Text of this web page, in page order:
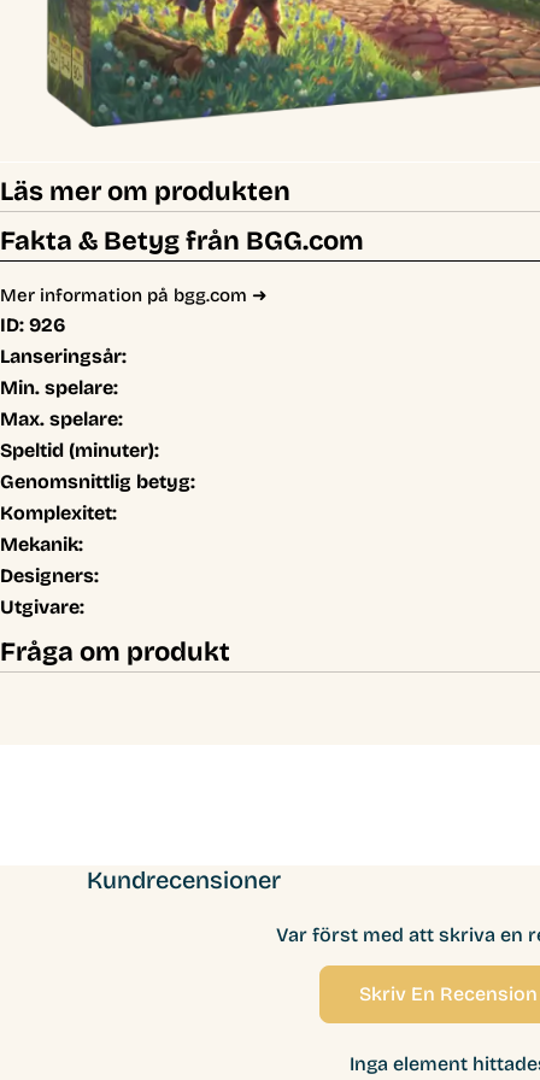
Läs mer om produkten
Fakta & Betyg från BGG.com
Mer information på bgg.com ➜
ID: 926
Lanseringsår:
Min. spelare:
Max. spelare:
Speltid (minuter):
Genomsnittlig betyg:
Komplexitet:
Mekanik:
Designers:
Utgivare:
Fråga om produkt
Kundrecensioner
Var först med att skriva en
Skriv En Recension
Inga element